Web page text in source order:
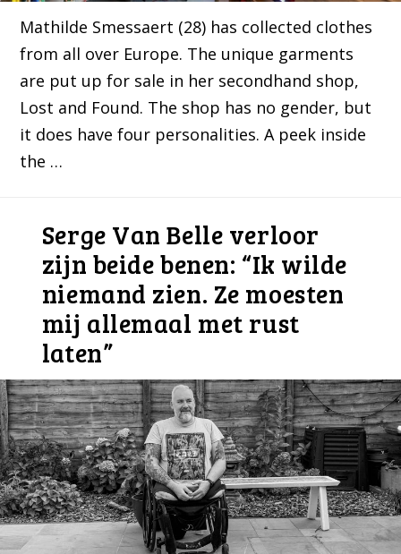
Mathilde Smessaert (28) has collected clothes
from all over Europe. The unique garments
are put up for sale in her secondhand shop,
Lost and Found. The shop has no gender, but
it does have four personalities. A peek inside
the …
Serge Van Belle verloor
zijn beide benen: “Ik wilde
niemand zien. Ze moesten
mij allemaal met rust
laten”